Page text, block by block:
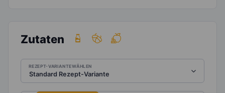
Zutaten
REZEPT-VARIANTE WÄHLEN